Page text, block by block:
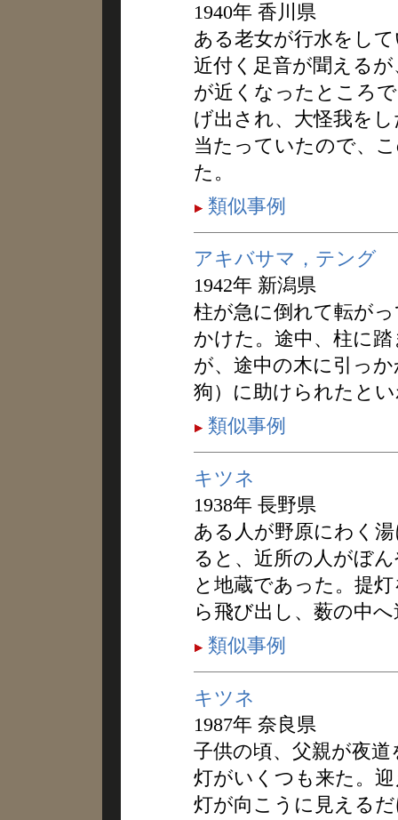
1940年 香川県
ある老女が行水をし
近付く足音が聞える
が近くなったところ
げ出され、大怪我を
当たっていたので、
た。
類似事例
アキバサマ，テング
1942年 新潟県
柱が急に倒れて転が
かけた。途中、柱に
が、途中の木に引っ
狗）に助けられたと
類似事例
キツネ
1938年 長野県
ある人が野原にわく
ると、近所の人がぼ
と地蔵であった。提
ら飛び出し、薮の中
類似事例
キツネ
1987年 奈良県
子供の頃、父親が夜
灯がいくつも来た。
灯が向こうに見える